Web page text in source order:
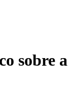
sobre a